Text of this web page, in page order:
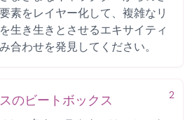
素をレイヤー化して、複雑なリ
生き生きとさせるエキサイティ
合わせを発見してください。
2
のビートボックス